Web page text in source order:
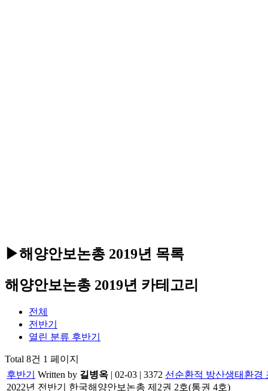
▶해양안보논총 2019년 목록
해양안보논총 2019년 카테고리
전체
전반기
열린 분류 후반기
Total 8건 1 페이지
후반기
Written by 길병옥 | 02-03 | 3372 선순환적 방산생태환
2022년 전반기 한국해양안보논총 제2권 2호(통권 4호) ​ ​ ​